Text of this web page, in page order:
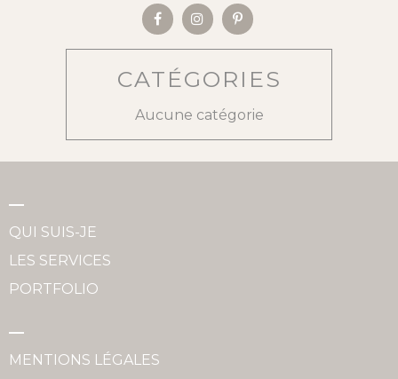
CATÉGORIES
Aucune catégorie
QUI SUIS-JE
LES SERVICES
PORTFOLIO
MENTIONS LÉGALES